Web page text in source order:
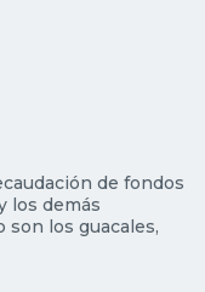
de fondos
los demás
son los guacales,